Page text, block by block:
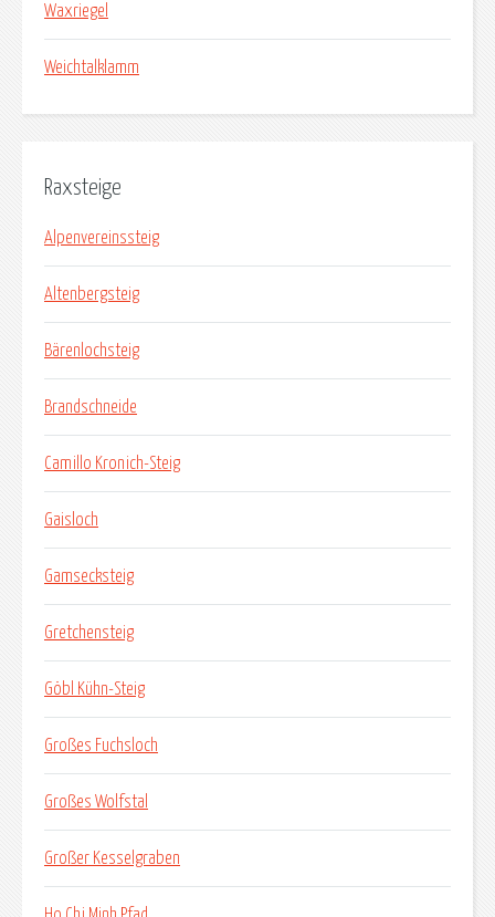
Waxriegel
Weichtalklamm
Raxsteige
Alpenvereinssteig
Altenbergsteig
Bärenlochsteig
Brandschneide
Camillo Kronich-Steig
Gaisloch
Gamsecksteig
Gretchensteig
Göbl Kühn-Steig
Großes Fuchsloch
Großes Wolfstal
Großer Kesselgraben